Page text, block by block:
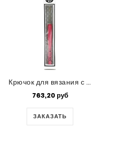
Крючок для вязания с ручкой Tulip 'ETIMO Rose' (0,9)
763,20 руб
ЗАКАЗАТЬ